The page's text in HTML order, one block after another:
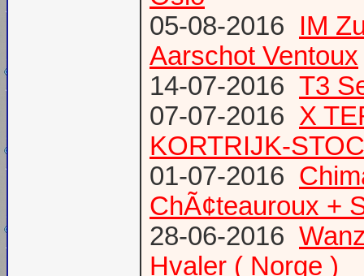
05-08-2016 IM
Aarschot Ventoux
14-07-2016 T3
07-07-2016 X
KORTRIJK-
01-07-2016
ChÃ¢teauroux +
28-06-2016
Hvaler ( Norge )